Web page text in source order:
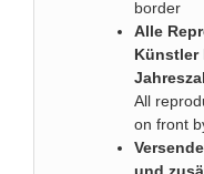
border
Alle
Künstler
All
on front